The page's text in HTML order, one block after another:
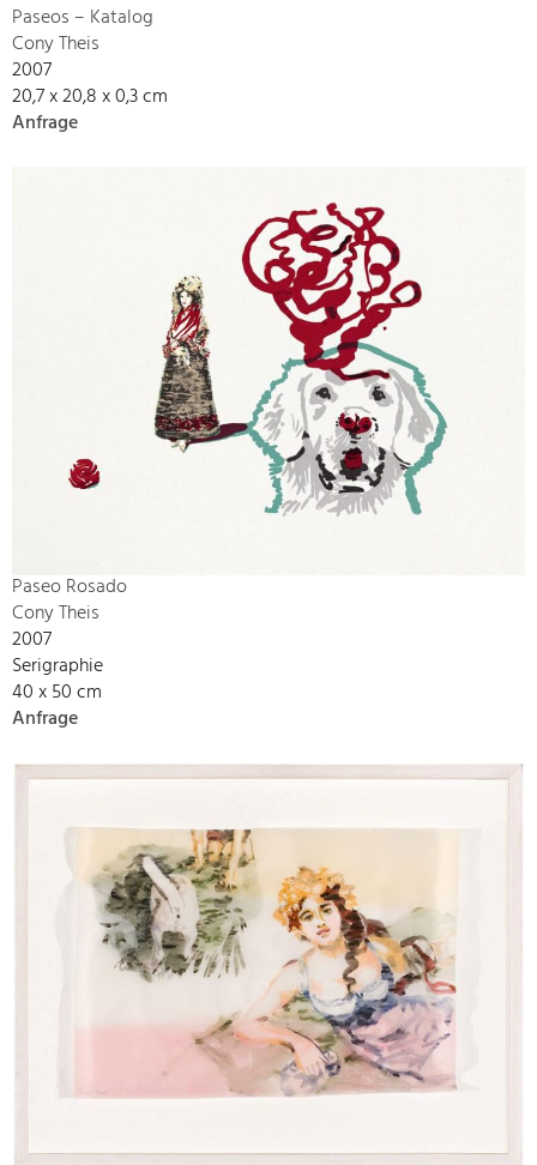
Paseos – Katalog
Cony Theis
2007
20,7 x 20,8 x 0,3 cm
Anfrage
Paseo Rosado
Cony Theis
2007
Serigraphie
40 x 50 cm
Anfrage